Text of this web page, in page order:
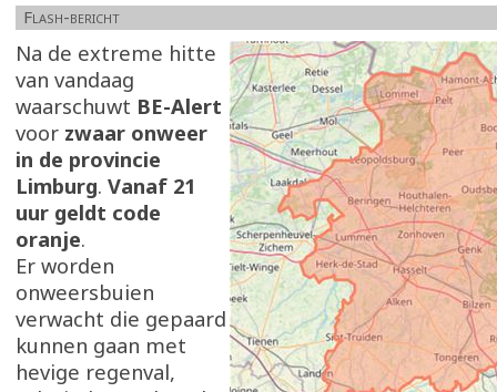
Flash-bericht
Na de extreme hitte
van vandaag
waarschuwt BE-Alert
voor zwaar onweer
in de provincie
Limburg. Vanaf 21
uur geldt code
oranje.
Er worden
onweersbuien
verwacht die gepaard
kunnen gaan met
hevige regenval,